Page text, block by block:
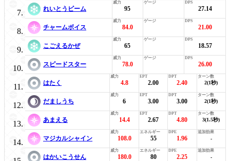
れいとうビーム 95 27.14
チャームボイス 84.0 21.00
こごえるかぜ 65 18.57
スピードスター 78.0 26.00
はたく 4.8 2.00 2.40 2(1秒)
だましうち 6 3.00 3.00 2(1秒)
あまえる 14.4 2.67 4.80 3(1.5秒)
マジカルシャイン 108.0 55 1.96 -
はかいこうせん 180.0 80 2.25 -